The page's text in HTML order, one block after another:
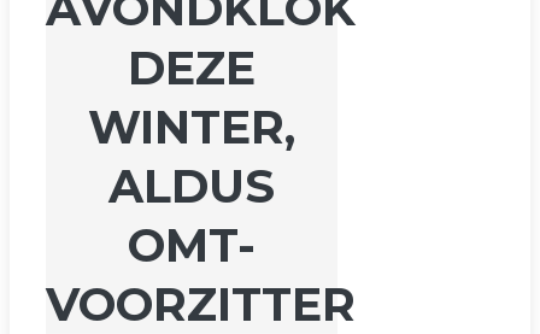
DEZE
WINTER,
ALDUS
OMT-
VOORZITTER